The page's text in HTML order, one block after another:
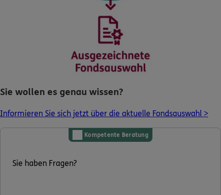
Sie wollen es genau wissen?
Informieren Sie sich jetzt über die aktuelle Fondsauswahl >
Kompetente Beratung
Sie haben Fragen?